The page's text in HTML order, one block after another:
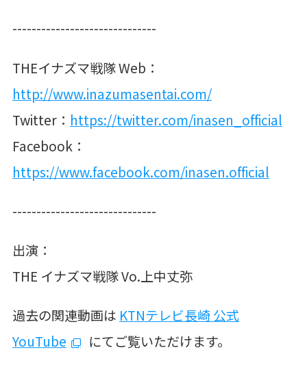
------------------------------
THEイナズマ戦隊Web ：
http://www.inazumasentai.com/
Twitter： https://twitter.com/inasen_official
Facebook ：
https://www.facebook.com/inasen.official
------------------------------
出演：
THE イナズマ戦隊Vo.上中丈弥
過去の関連動画は KTNテレビ長崎 公式
YouTube
にてご覧いただけます。